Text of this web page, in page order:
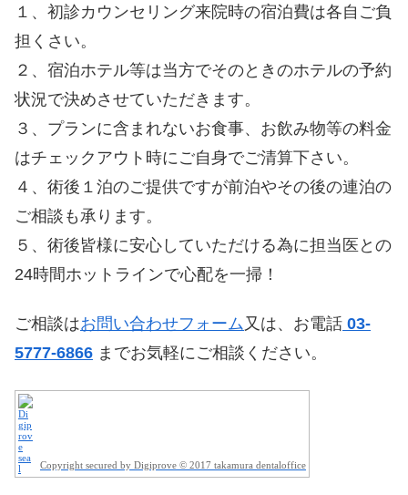
１、初診カウンセリング来院時の宿泊費は各自ご負
担くさい。
２、宿泊ホテル等は当方でそのときのホテルの予約
状況で決めさせていただきます。
３、プランに含まれないお食事、お飲み物等の料金
はチェックアウト時にご自身でご清算下さい。
４、術後１泊のご提供ですが前泊やその後の連泊の
ご相談も承ります。
５、術後皆様に安心していただける為に担当医との
24時間ホットラインで心配を一掃！
ご相談はお問い合わせフォーム又は、お電話 03-
5777-6866 までお気軽にご相談ください。
Copyright secured by Digiprove © 2017 takamura dentaloffice